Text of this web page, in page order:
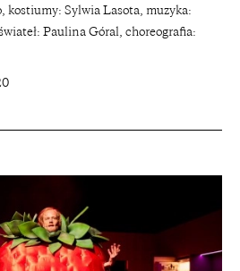
kostiumy: Sylwia Lasota, muzyka:
Paulina Góral, choreografia: